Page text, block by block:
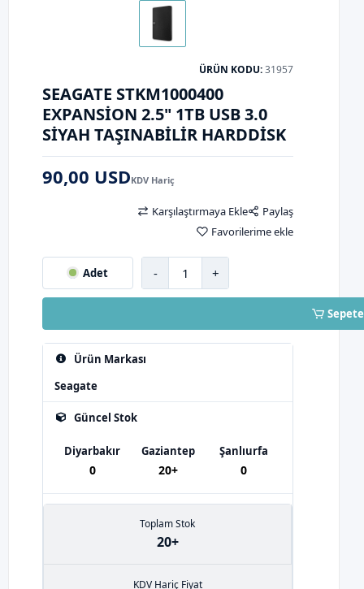
ÜRÜN KODU:31957
SEAGATE STKM1000400
EXPANSION 2.5" 1TB USB 3.0
SIYAH TAŞINABILIR HARDDISK
90,00 USDKDV Hariç
Ürün Markası
Seagate
Güncel Stok
Diyarbakır
0
Gaziantep
20+
Şanlıurfa
0
Toplam Stok
20+
KDV Hariç Fiyat
Karşılaştırmaya Ekle
Paylaş
Favorilerime ekle
Adet - +